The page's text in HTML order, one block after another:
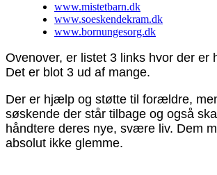
www.mistetbarn.dk
www.soeskendekram.dk
www.bornungesorg.dk
Ovenover, er listet 3 links hvor der er
Det er blot 3 ud af mange.
Der er hjælp og støtte til forældre,
søskende der står tilbage og også
håndtere deres nye, svære liv. Dem
absolut ikke glemme.